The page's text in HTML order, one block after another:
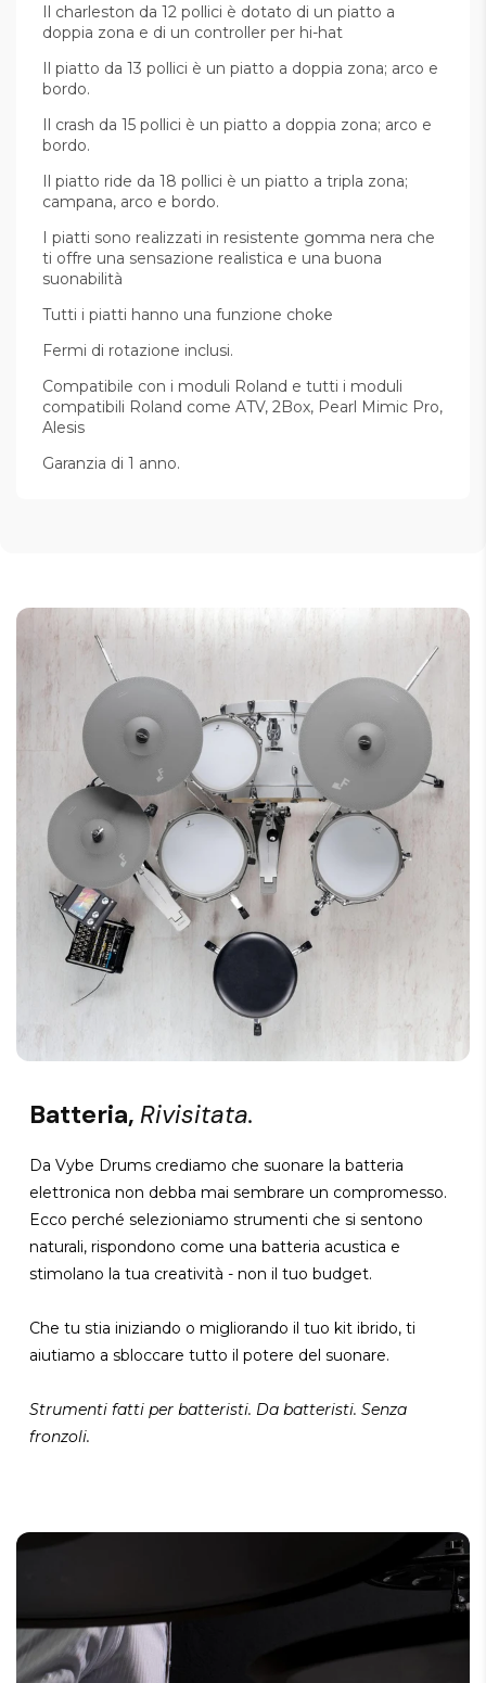
Il charleston da 12 pollici è dotato di un piatto a
doppia zona e di un controller per hi-hat
Il piatto da 13 pollici è un piatto a doppia zona; arco e
bordo.
Il crash da 15 pollici è un piatto a doppia zona; arco e
bordo.
Il piatto ride da 18 pollici è un piatto a tripla zona;
campana, arco e bordo.
I piatti sono realizzati in resistente gomma nera che
ti offre una sensazione realistica e una buona
suonabilità
Tutti i piatti hanno una funzione choke
Fermi di rotazione inclusi.
Compatibile con i moduli Roland e tutti i moduli
compatibili Roland come ATV, 2Box, Pearl Mimic Pro,
Alesis
Garanzia di 1 anno.
Batteria, Rivisitata.
Da Vybe Drums crediamo che suonare la batteria
elettronica non debba mai sembrare un compromesso.
Ecco perché selezioniamo strumenti che si sentono
naturali, rispondono come una batteria acustica e
stimolano la tua creatività - non il tuo budget.
Che tu stia iniziando o migliorando il tuo kit ibrido, ti
aiutiamo a sbloccare tutto il potere del suonare.
Strumenti fatti per batteristi. Da batteristi. Senza
fronzoli.